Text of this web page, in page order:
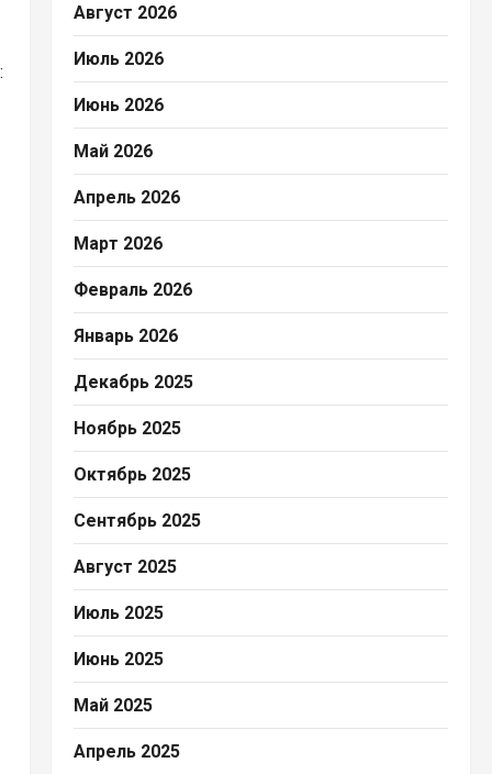
Август 2026
Июль 2026
Июнь 2026
Май 2026
Апрель 2026
Март 2026
Февраль 2026
Январь 2026
Декабрь 2025
Ноябрь 2025
Октябрь 2025
Сентябрь 2025
Август 2025
Июль 2025
Июнь 2025
Май 2025
Апрель 2025